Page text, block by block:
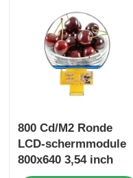
800 Cd/M2 Ronde
LCD-schermmodule
800x640 3,54 inch
Circulair LCD-paneel